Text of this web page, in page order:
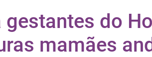
gestantes do
mamães